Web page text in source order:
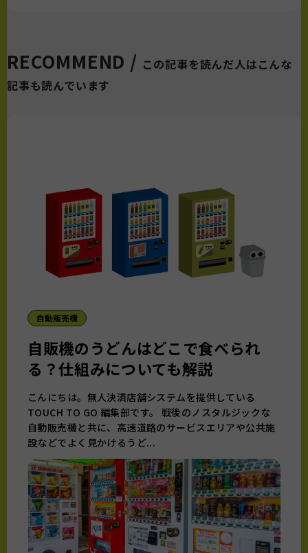
RECOMMEND / この記事を読んだ人はこんな
記事も読んでいます
自動販売機
自販機のうどんはどこで食べられ
る？仕組みについても解説
こんにちは。無人決済店舗システムを提供している
TOUCH TO GO 編集部です。 戦後のノスタルジックな
自動販売機と共に、高速道路のサービスエリアや公共施
設などでよく見かけるうど...